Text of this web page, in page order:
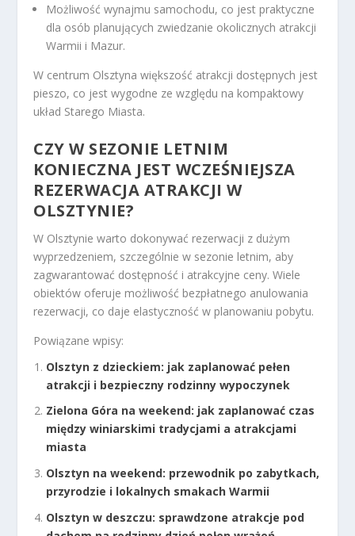
Możliwość wynajmu samochodu, co jest praktyczne
dla osób planujących zwiedzanie okolicznych atrakcji
Warmii i Mazur.
W centrum Olsztyna większość atrakcji dostępnych jest
pieszo, co jest wygodne ze względu na kompaktowy
układ Starego Miasta.
CZY W SEZONIE LETNIM
KONIECZNA JEST WCZEŚNIEJSZA
REZERWACJA ATRAKCJI W
OLSZTYNIE?
W Olsztynie warto dokonywać rezerwacji z dużym
wyprzedzeniem, szczególnie w sezonie letnim, aby
zagwarantować dostępność i atrakcyjne ceny. Wiele
obiektów oferuje możliwość bezpłatnego anulowania
rezerwacji, co daje elastyczność w planowaniu pobytu.
Powiązane wpisy:
Olsztyn z dzieckiem: jak zaplanować pełen
atrakcji i bezpieczny rodzinny wypoczynek
Zielona Góra na weekend: jak zaplanować czas
między winiarskimi tradycjami a atrakcjami
miasta
Olsztyn na weekend: przewodnik po zabytkach,
przyrodzie i lokalnych smakach Warmii
Olsztyn w deszczu: sprawdzone atrakcje pod